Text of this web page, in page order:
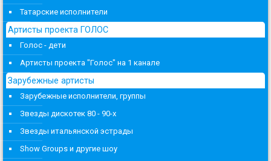
Татарские исполнители
Артисты проекта ГОЛОС
Голос - дети
Артисты проекта "Голос" на 1 канале
Зарубежные артисты
Зарубежные исполнители, группы
Звезды дискотек 80 - 90-х
Звезды итальянской эстрады
Show Groups и другие шоу